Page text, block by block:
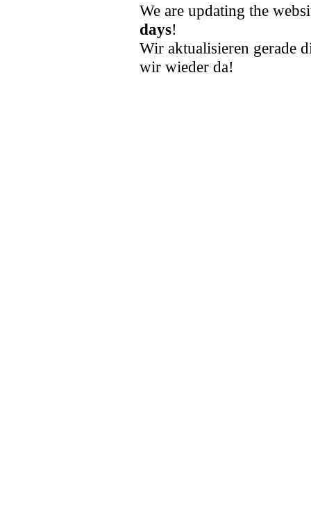
We are updating the
days!
Wir aktualisieren gerade
wir wieder da!